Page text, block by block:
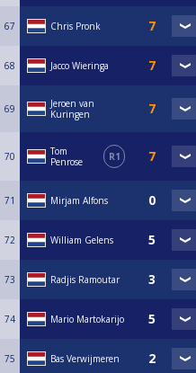
67 Chris Pronk
68 Jacco Wieringa
69
Jeroen van
Kuringen
70
Tom
Penrose
R1
71 Mirjam Alfons
72 William Gelens
73 Radjis Ramoutar
74 Mario Martokarijo
75 Bas Verwijmeren